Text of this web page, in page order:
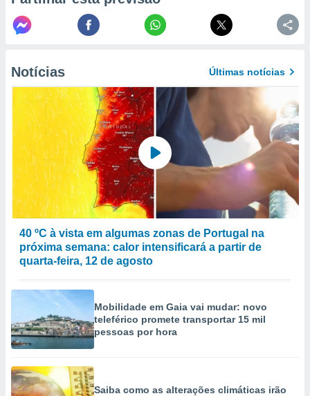
qualquer
de
ou aceder
num
para
criar
Notícias Últimas notícias
40 ºC à vista em algumas zonas de Portugal na
próxima semana: calor intensificará a partir de
quarta-feira, 12 de agosto
Mobilidade em Gaia vai mudar: novo
teleférico promete transportar 15 mil
pessoas por hora
Saiba como as alterações climáticas irão